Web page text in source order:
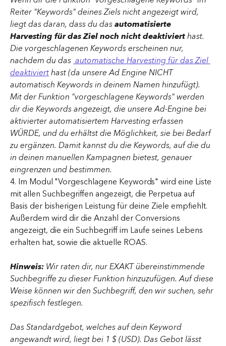
Reiter "Keywords" deines Ziels nicht angezeigt wird,
liegt das daran, dass du das automatisierte
Harvesting für das Ziel noch nicht deaktiviert hast.
Die vorgeschlagenen Keywords erscheinen nur,
nachdem du das automatische Harvesting für das Ziel
deaktiviert hast (da unsere Ad Engine NICHT
automatisch Keywords in deinem Namen hinzufügt).
Mit der Funktion "vorgeschlagene Keywords" werden
dir die Keywords angezeigt, die unsere Ad-Engine bei
aktivierter automatisiertem Harvesting erfassen
WÜRDE, und du erhältst die Möglichkeit, sie bei Bedarf
zu ergänzen. Damit kannst du die Keywords, auf die du
in deinen manuellen Kampagnen bietest, genauer
eingrenzen und bestimmen.
4. Im Modul "Vorgeschlagene Keywords" wird eine Liste
mit allen Suchbegriffen angezeigt, die Perpetua auf
Basis der bisherigen Leistung für deine Ziele empfiehlt.
Außerdem wird dir die Anzahl der Conversions
angezeigt, die ein Suchbegriff im Laufe seines Lebens
erhalten hat, sowie die aktuelle ROAS.
Hinweis: Wir raten dir, nur EXAKT übereinstimmende
Suchbegriffe zu dieser Funktion hinzuzufügen. Auf diese
Weise können wir den Suchbegriff, den wir suchen, sehr
spezifisch festlegen.
Das Standardgebot, welches auf dein Keyword
angewandt wird, liegt bei 1 $ (USD). Das Gebot lässt